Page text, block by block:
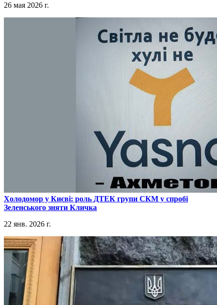
26 мая 2026 г.
​Холодомор у Києві: роль ДТЕК групи СКМ у спробі
Зеленського зняти Кличка
22 янв. 2026 г.